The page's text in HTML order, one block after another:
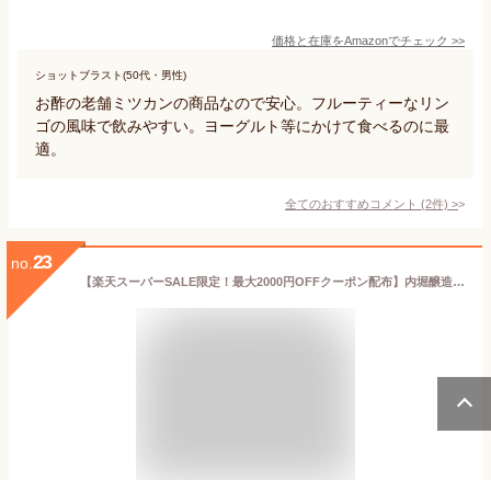
価格と在庫をAmazonでチェック >>
ショットブラスト(50代・男性)
お酢の老舗ミツカンの商品なので安心。フルーティーなリン
ゴの風味で飲みやすい。ヨーグルト等にかけて食べるのに最
適。
全てのおすすめコメント (2件) >
no. 23
【楽天スーパーSALE限定！最大2000円OFFクーポン配布】内堀醸造 美濃有機純りんご酢 360ml ［有機JAS］